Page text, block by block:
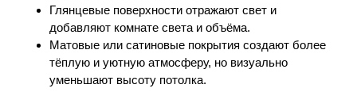
Глянцевые поверхности отражают свет и
добавляют комнате света и объёма.
Матовые или сатиновые покрытия создают более
тёплую и уютную атмосферу, но визуально
уменьшают высоту потолка.